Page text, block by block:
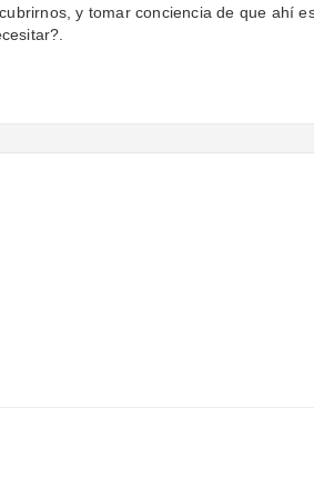
y tomar conciencia de que ahí